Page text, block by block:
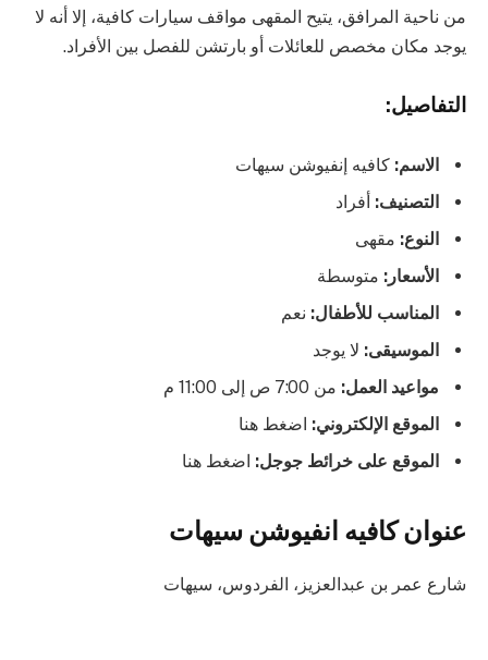
من ناحية المرافق، يتيح المقهى مواقف سيارات كافية، إلا أنه لا
يوجد مكان مخصص للعائلات أو بارتشن للفصل بين الأفراد.
التفاصيل:
الاسم: كافيه إنفيوشن سيهات
التصنيف: أفراد
النوع: مقهى
الأسعار: متوسطة
المناسب للأطفال: نعم
الموسيقى: لا يوجد
مواعيد العمل: من 7:00 ص إلى 11:00 م
الموقع الإلكتروني: اضغط هنا
الموقع على خرائط جوجل: اضغط هنا
عنوان كافيه انفيوشن سيهات
شارع عمر بن عبدالعزيز، الفردوس، سيهات